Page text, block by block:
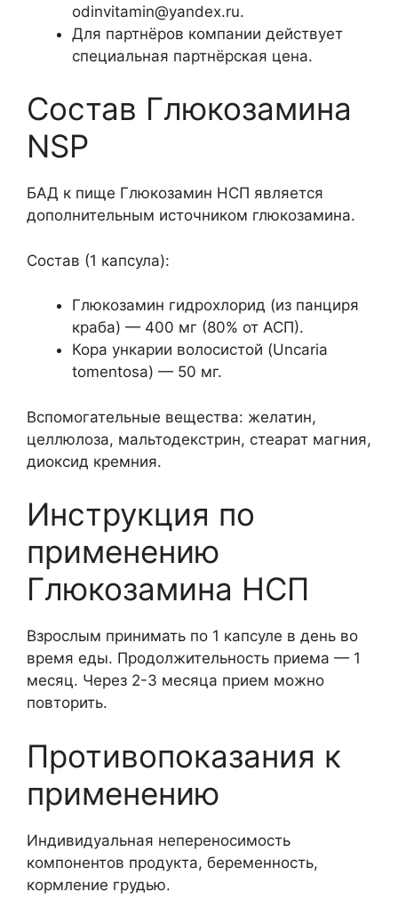
odinvitamin@yandex.ru.
Для партнёров компании действует
специальная партнёрская цена.
Состав Глюкозамина
NSP
БАД к пище Глюкозамин НСП является
дополнительным источником глюкозамина.
Состав (1 капсула):
Глюкозамин гидрохлорид (из панциря
краба) — 400 мг (80% от АСП).
Кора ункарии волосистой (Uncaria
tomentosa) — 50 мг.
Вспомогательные вещества: желатин,
целлюлоза, мальтодекстрин, стеарат магния,
диоксид кремния.
Инструкция по
применению
Глюкозамина НСП
Взрослым принимать по 1 капсуле в день во
время еды. Продолжительность приема — 1
месяц. Через 2-3 месяца прием можно
повторить.
Противопоказания к
применению
Индивидуальная непереносимость
компонентов продукта, беременность,
кормление грудью.